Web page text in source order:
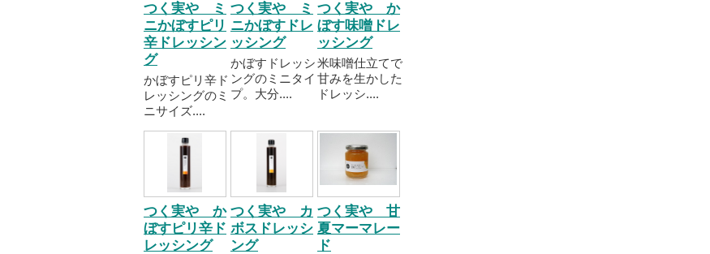
つく実や ミ
ニかぼすピリ
辛ドレッシン
グ
かぼすピリ辛ド
レッシングのミ
ニサイズ....
つく実や ミ
ニかぼすドレ
ッシング
かぼすドレッシ
ングのミニタイ
プ。大分....
つく実や か
ぼす味噌ドレ
ッシング
米味噌仕立てで
甘みを生かした
ドレッシ....
つく実や か
ぼすピリ辛ド
レッシング
つく実や カ
ボスドレッシ
ング
つく実や 甘
夏マーマレー
ド